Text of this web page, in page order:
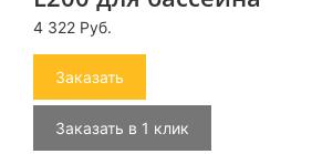
4 322 Руб.
Заказать
Заказать в 1 клик